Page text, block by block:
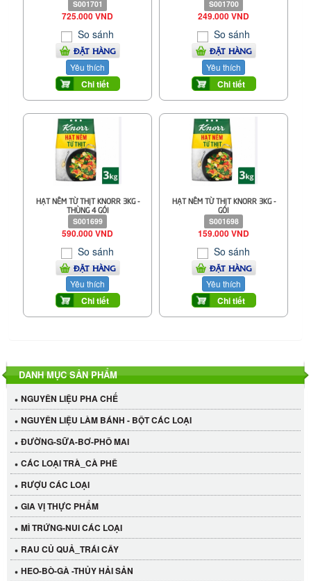
S001701
725.000 VND
So sánh
ĐẶT HÀNG
Yêu thích
Chi tiết
S001700
249.000 VND
So sánh
ĐẶT HÀNG
Yêu thích
Chi tiết
HẠT NÊM TỪ THỊT KNORR 3KG -
THÙNG 4 GÓI
S001699
590.000 VND
So sánh
ĐẶT HÀNG
Yêu thích
Chi tiết
HẠT NÊM TỪ THỊT KNORR 3KG -
GÓI
S001698
159.000 VND
So sánh
ĐẶT HÀNG
Yêu thích
Chi tiết
DANH MỤC SẢN PHẨM
NGUYÊN LIỆU PHA CHẾ
NGUYÊN LIỆU LÀM BÁNH - BỘT CÁC LOẠI
ĐƯỜNG-SỮA-BƠ-PHÔ MAI
CÁC LOẠI TRÀ_CÀ PHÊ
RƯỢU CÁC LOẠI
GIA VỊ THỰC PHẨM
MÌ TRỨNG-NUI CÁC LOẠI
RAU CỦ QUẢ_TRÁI CÂY
HEO-BÒ-GÀ -THỦY HẢI SẢN